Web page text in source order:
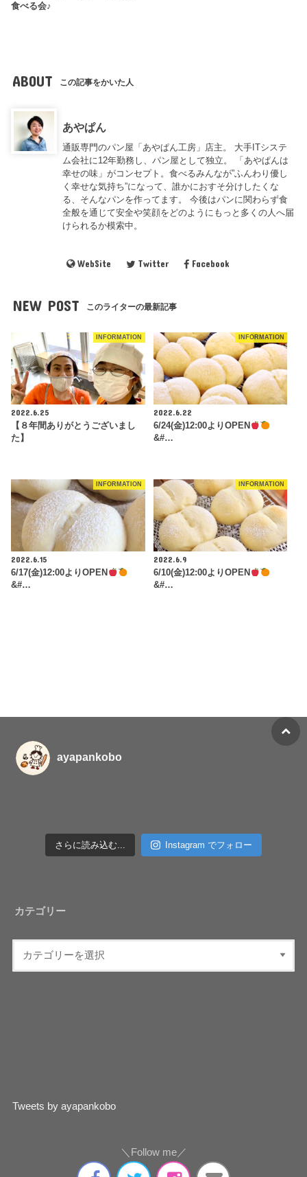
食べる会♪
ABOUT この記事をかいた人
あやぱん
通販専門のパン屋「あやぱん工房」店主。 大手ITシステ
ム会社に12年勤務し、パン屋として独立。 「あやぱんは
幸せの味」がコンセプト。食べるみんなが”ふんわり優し
く幸せな気持ち”になって、誰かにおすそ分けしたくな
る、そんなパンを作ってます。 今後はパンに関わらず食
全般を通じて安全や笑顔をどのようにもっと多くの人へ届
けられるか模索中。
WebSite Twitter Facebook
NEW POST このライターの最新記事
INFORMATION
2022.6.25
【８年間ありがとうございまし
た】
INFORMATION
2022.6.22
6/24(金)12:00よりOPEN
&#…
INFORMATION
2022.6.15
6/17(金)12:00よりOPEN
&#…
INFORMATION
2022.6.9
6/10(金)12:00よりOPEN
&#…
ayapankobo
さらに読み込む... Instagram でフォロー
カテゴリー
Tweets by ayapankobo
＼Follow me／